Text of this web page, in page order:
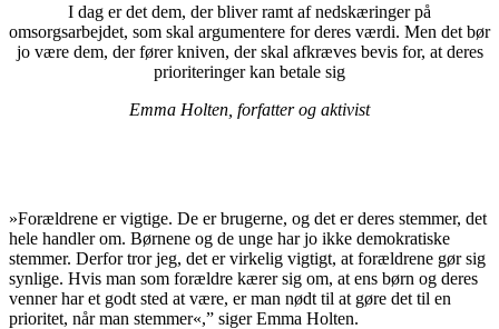
I dag er det dem, der bliver ramt af nedskæringer på
omsorgsarbejdet, som skal argumentere for deres værdi. Men det bør
jo være dem, der fører kniven, der skal afkræves bevis for, at deres
prioriteringer kan betale sig
Emma Holten, forfatter og aktivist
»Forældrene er vigtige. De er brugerne, og det er deres stemmer, det
hele handler om. Børnene og de unge har jo ikke demokratiske
stemmer. Derfor tror jeg, det er virkelig vigtigt, at forældrene gør sig
synlige. Hvis man som forældre kærer sig om, at ens børn og deres
venner har et godt sted at være, er man nødt til at gøre det til en
prioritet, når man stemmer«,” siger Emma Holten.